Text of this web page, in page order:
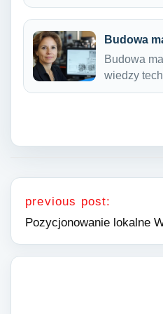
Budowa
Budowa
wiedzy
Nawigacja wpisu
previous post:
Pozycjonowanie lokalne